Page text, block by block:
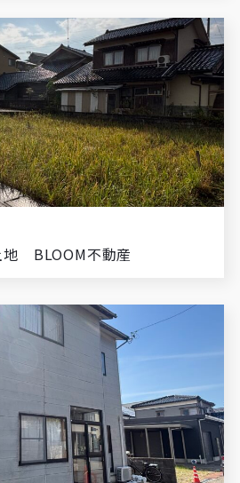
地 BLOOM不動産